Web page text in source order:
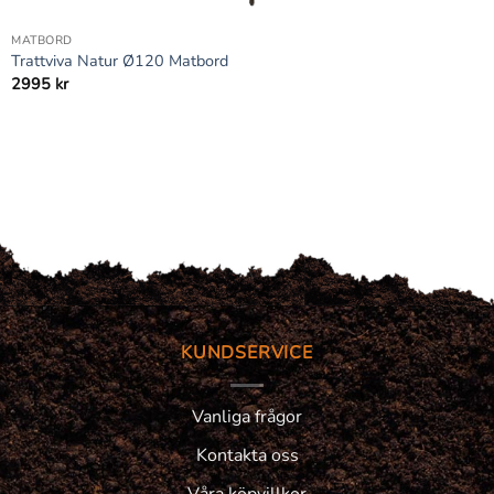
MATBORD
Trattviva Natur Ø120 Matbord
2995 kr
KUNDSERVICE
Vanliga frågor
Kontakta oss